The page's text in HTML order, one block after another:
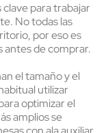
clave para trabajar
No todas las
por eso es
de comprar.
el tamaño y el
utilizar
optimizar el
amplios se